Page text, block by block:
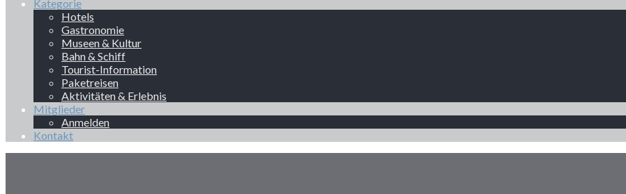
Kategorie
Hotels
Gastronomie
Museen & Kultur
Bahn & Schiff
Tourist-Information
Paketreisen
Aktivitäten & Erlebnis
Mitglieder
Anmelden
Kontakt